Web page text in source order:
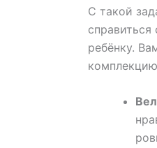
С такой
ребёнку.